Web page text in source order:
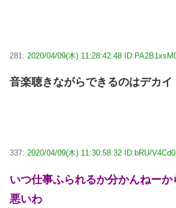
281: 2020/04/09(木) 11:28:42.48
音楽聴きながらできるのはデカイ
337: 2020/04/09(木) 11:30:58.32 ID:bRU/V4Cd0
いつ仕事ふられるか分かんねー
悪いわ